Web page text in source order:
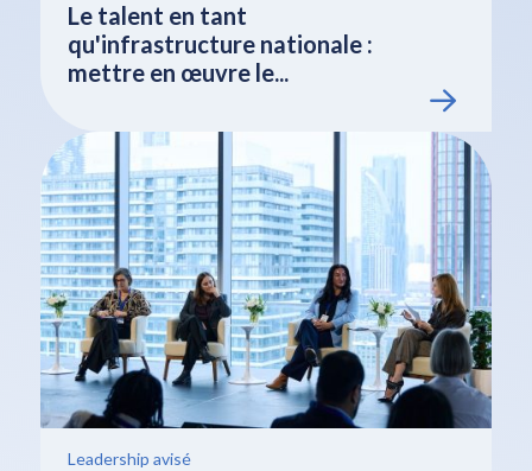
Le talent en tant
qu'infrastructure nationale :
mettre en œuvre le...
Leadership avisé